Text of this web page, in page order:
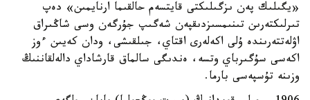
«يگىلىك پەن ىزگىلىكتى قايتسەم حالقىما ارنايمىن» دەپ
تىرلىكتەرىن تىنىمسىزدىقپەن شەگىپ جۇرگەن وسى شاڭىراق
اۋلەتتەرىندە ۇلى اكەلەرى اقتاي، جىلقىشى، ودان كەيىن ءوز
اكەسى سۇگىرباي وتسە، ەندىگى سالماق قارشاداي دالەلقاننىڭ
وزىنە تۇسپەسى بارما.